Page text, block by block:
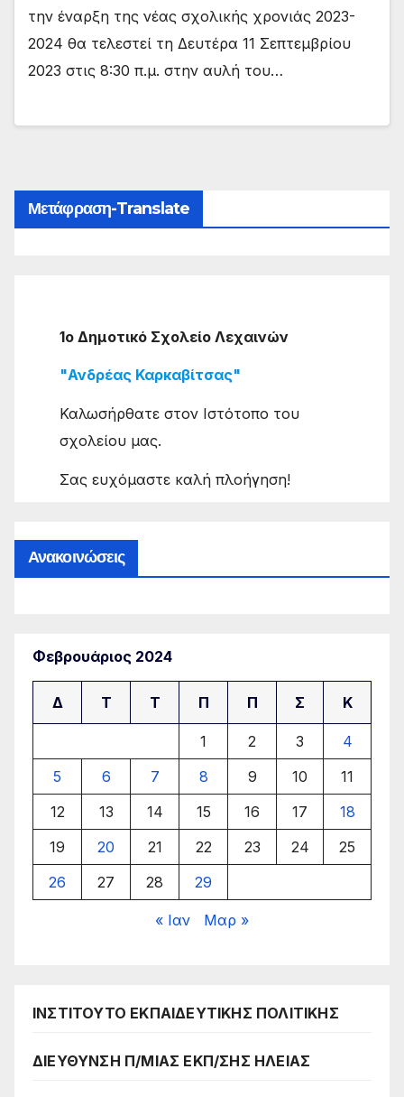
την έναρξη της νέας σχολικής χρονιάς 2023-
2024 θα τελεστεί τη Δευτέρα 11 Σεπτεμβρίου
2023 στις 8:30 π.μ. στην αυλή του…
Μετάφραση-Translate
1ο Δημοτικό Σχολείο Λεχαινών
"Ανδρέας Καρκαβίτσας"
Καλωσήρθατε στον Ιστότοπο του
σχολείου μας.
Σας ευχόμαστε καλή πλοήγηση!
Ανακοινώσεις
Φεβρουάριος 2024
Δ Τ Τ Π Π Σ Κ
1 2 3
4
5
6 7 8 9 10
11
12
13 14 15 16 17
18
19
20 21 22 23 24
25
26
27 28 29
« Ιαν Μαρ »
ΙΝΣΤΙΤΟΥΤΟ ΕΚΠΑΙΔΕΥΤΙΚΗΣ ΠΟΛΙΤΙΚΗΣ
ΔΙΕΥΘΥΝΣΗ Π/ΜΙΑΣ ΕΚΠ/ΣΗΣ ΗΛΕΙΑΣ